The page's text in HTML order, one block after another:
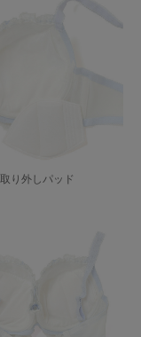
り外しパッド